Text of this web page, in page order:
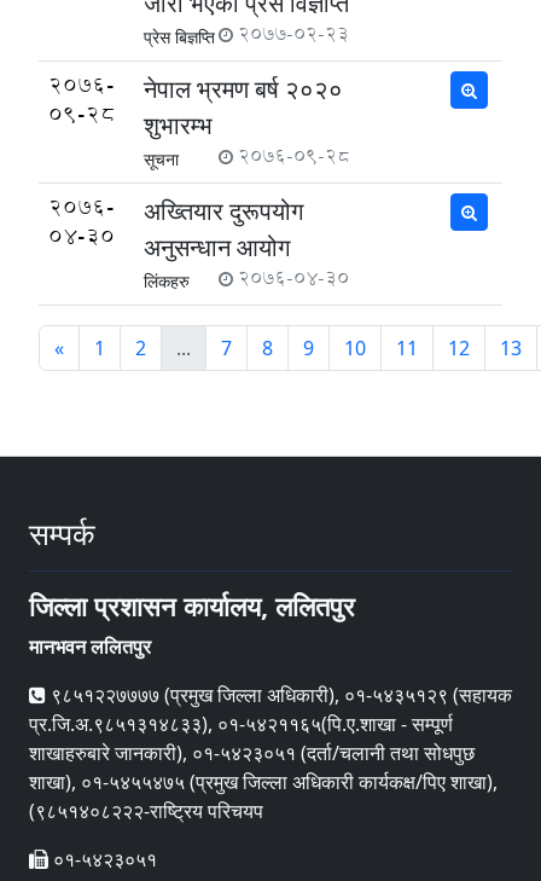
प्रेस बिज्ञप्ति 2077-02-23
2076-
09-28
नेपाल भ्रमण बर्ष २०२०
शुभारम्भ
सूचना 2076-09-28
2076-
04-30
अख्तियार दुरूपयोग
अनुसन्धान आयोग
लिंकहरु 2076-04-30
« 1 2 ... 7 8 9 10 11 12 13
सम्पर्क
जिल्ला प्रशासन कार्यालय, ललितपुर
मानभवन ललितपुर
९८५१२२७७७७ (प्रमुख जिल्ला अधिकारी), ०१-५४३५१२९ (सहायक
प्र.जि.अ.९८५१३१४८३३), ०१-५४२११६५(पि.ए.शाखा - सम्पूर्ण
शाखाहरुबारे जानकारी), ०१-५४२३०५१ (दर्ता/चलानी तथा सोधपुछ
शाखा), ०१-५४५५४७५ (प्रमुख जिल्ला अधिकारी कार्यकक्ष/पिए शाखा),
(९८५१४०८२२२-राष्ट्रिय परिचयप
०१-५४२३०५१